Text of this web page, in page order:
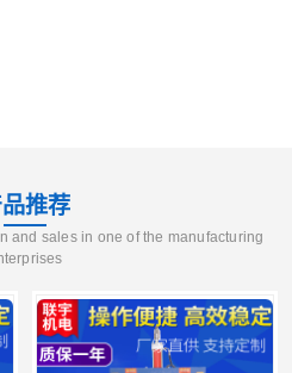
推荐
and sales in one of the manufacturing